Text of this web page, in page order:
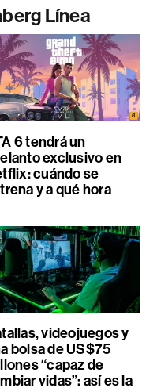
Línea
6 tendrá un
exclusivo en
cuándo se
y a qué hora
videojuegos y
bolsa de US$75
“capaz de
vidas”: así es la